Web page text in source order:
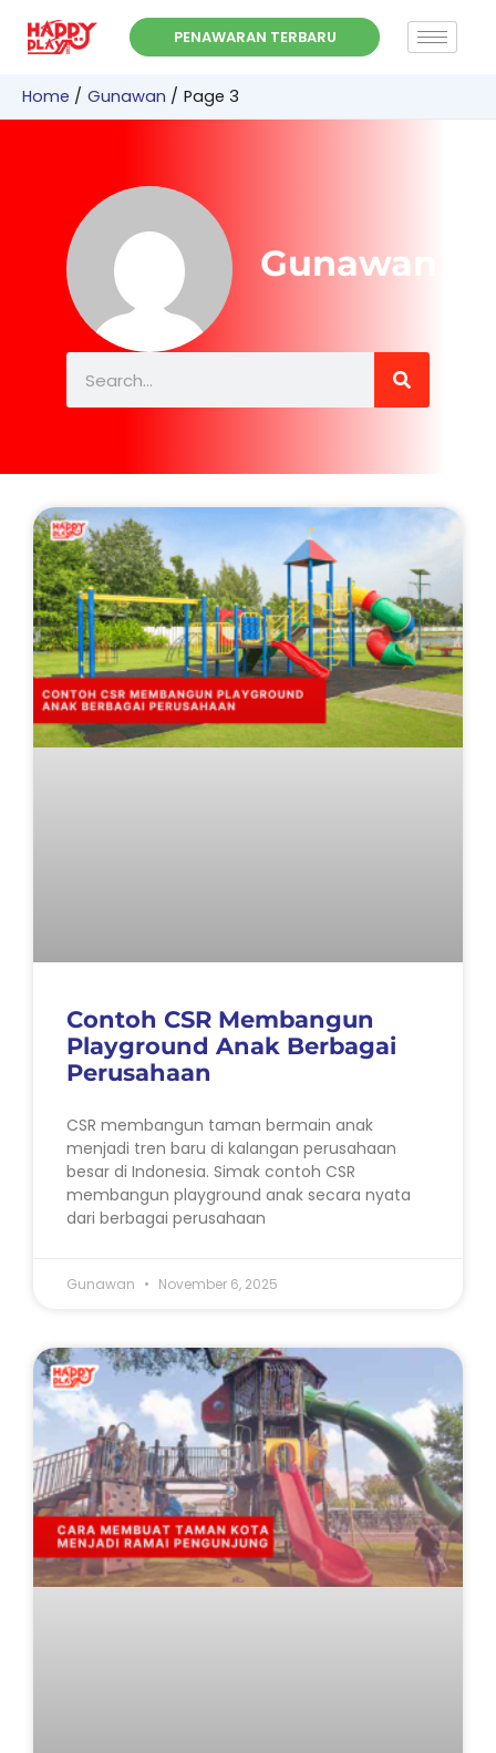
PENAWARAN TERBARU
Home Gunawan Page 3
Gunawan
Contoh CSR Membangun
Playground Anak Berbagai
Perusahaan
CSR membangun taman bermain anak
menjadi tren baru di kalangan perusahaan
besar di Indonesia. Simak contoh CSR
membangun playground anak secara nyata
dari berbagai perusahaan
Gunawan November 6, 2025
Page PagePagePagePagePage